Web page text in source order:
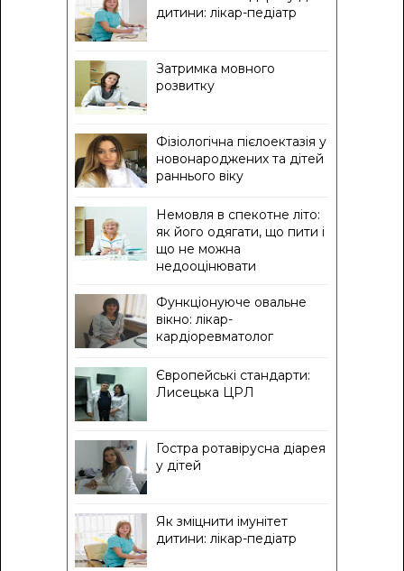
дитини: лікар-педіатр
Затримка мовного
розвитку
Фізіологічна пієлоектазія у
новонароджених та дітей
раннього віку
Немовля в спекотне літо:
як його одягати, що пити і
що не можна
недооцінювати
Функціонуюче овальне
вікно: лікар-
кардіоревматолог
Європейські стандарти:
Лисецька ЦРЛ
Гостра ротавірусна діарея
у дітей
Як зміцнити імунітет
дитини: лікар-педіатр